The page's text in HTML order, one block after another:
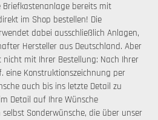
bereits mit
im Shop bestellen! Die
dabei ausschließlich Anlagen,
Hersteller aus Deutschland. Aber
nicht mit Ihrer Bestellung: Nach Ihrer
eine Konstruktionszeichnung per
auch bis ins letzte Detail zu
Detail auf Ihre Wünsche
Sonderwünsche, die über unser